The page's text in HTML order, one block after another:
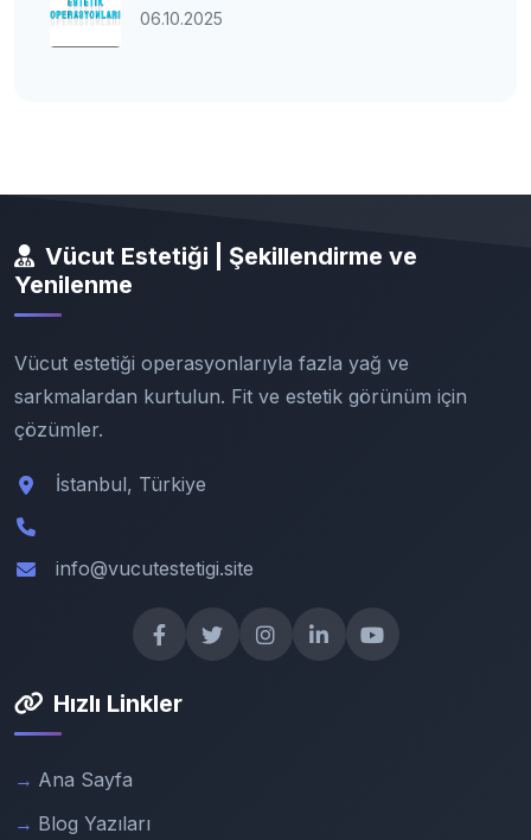
06.10.2025
Vücut Estetiği | Şekillendirme ve
Yenilenme
Vücut estetiği operasyonlarıyla fazla yağ ve
sarkmalardan kurtulun. Fit ve estetik görünüm için
çözümler.
İstanbul, Türkiye
info@vucutestetigi.site
Hızlı Linkler
Ana Sayfa
Blog Yazıları